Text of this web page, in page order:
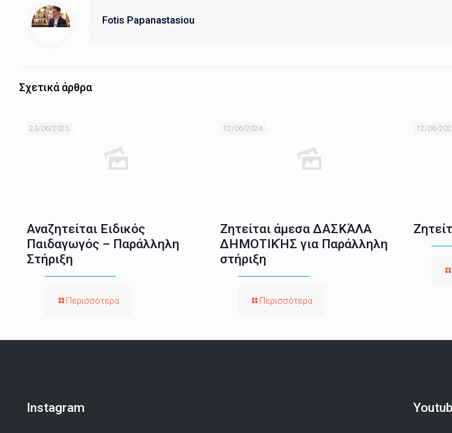
Fotis Papanastasiou
Σχετικά άρθρα
23/06/2025
Αναζητείται Ειδικός
Παιδαγωγός – Παράλληλη
Στήριξη
Περισσότερα
12/06/2024
Ζητείται άμεσα ΔΑΣΚΆΛΑ
ΔΗΜΟΤΙΚΉΣ για Παράλληλη
στήριξη
Περισσότερα
12/06/
Instagram